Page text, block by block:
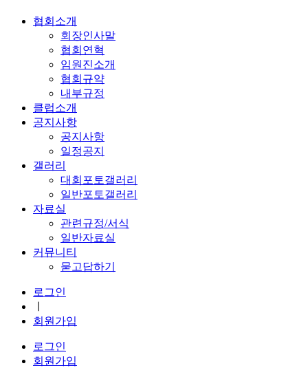
협회소개
회장인사말
협회연혁
임원진소개
협회규약
내부규정
클럽소개
공지사항
공지사항
일정공지
갤러리
대회포토갤러리
일반포토갤러리
자료실
관련규정/서식
일반자료실
커뮤니티
묻고답하기
로그인
회원가입
로그인
회원가입